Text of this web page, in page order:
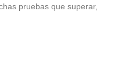
pruebas que superar,